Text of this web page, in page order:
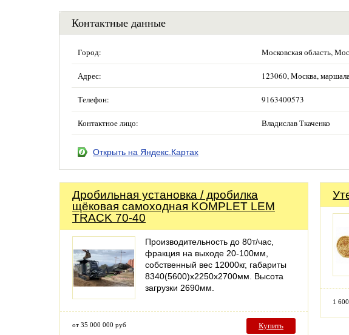
Контактные данные
Город: Московская область,
Адрес: 123060, Москва,
Телефон: 9163400573
Контактное лицо: Владислав Ткаченко
Открыть на Яндекс.Картах
Дробильная установка / дробилка
щёковая самоходная KOMPLET LEM
TRACK 70-40
Производительность до 80т/час,
фракция на выходе 20-100мм,
собственный вес 12000кг, габариты
8340(5600)х2250х2700мм. Высота
загрузки 2690мм.
от 35 000 000 руб Купить
1